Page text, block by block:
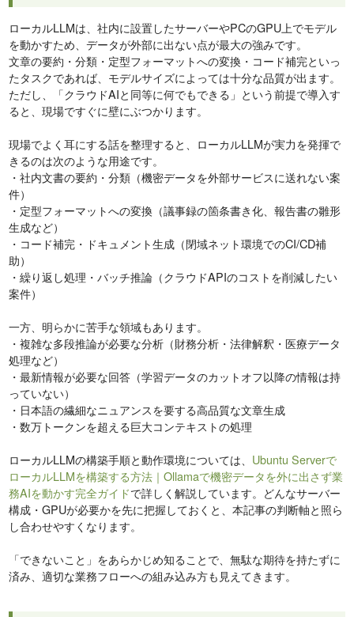
ローカルLLMは、社内に設置したサーバーやPCのGPU上でモデル
を動かすため、データが外部に出ない点が最大の強みです。
文章の要約・分類・定型フォーマットへの変換・コード補完といっ
たタスクであれば、モデルサイズによっては十分な品質が出ます。
ただし、「クラウドAIと同等に何でもできる」という前提で導入す
ると、現場ですぐに壁にぶつかります。
現場でよく耳にする話を整理すると、ローカルLLMが実力を発揮で
きるのは次のような用途です。
・社内文書の要約・分類（機密データを外部サービスに送れない案
件）
・定型フォーマットへの変換（議事録の箇条書き化、報告書の雛形
生成など）
・コード補完・ドキュメント生成（閉域ネット環境でのCI/CD補
助）
・繰り返し処理・バッチ推論（クラウドAPIのコストを削減したい
案件）
一方、明らかに苦手な領域もあります。
・複雑な多段推論が必要な分析（財務分析・法律解釈・医療データ
処理など）
・最新情報が必要な回答（学習データのカットオフ以降の情報は持
っていない）
・日本語の繊細なニュアンスを要する高品質な文章生成
・数万トークンを超える巨大コンテキストの処理
ローカルLLMの構築手順と動作環境については、 Ubuntu Serverで
ローカルLLMを構築する方法｜Ollamaで機密データを外に出さず業
務AIを動かす完全ガイドで詳しく解説しています。どんなサーバー
構成・GPUが必要かを先に把握しておくと、本記事の判断軸と照ら
し合わせやすくなります。
「できないこと」をあらかじめ知ることで、無駄な期待を持たずに
済み、適切な業務フローへの組み込み方も見えてきます。